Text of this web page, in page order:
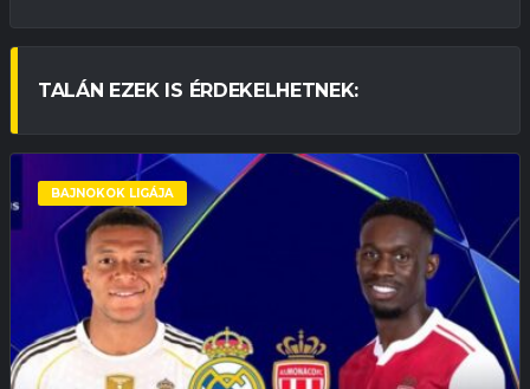
TALÁN EZEK IS ÉRDEKELHETNEK:
BAJNOKOK LIGÁJA